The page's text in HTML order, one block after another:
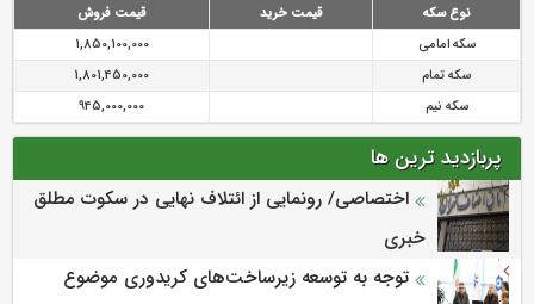
نوع سکه قیمت خرید
قیمت فروش
سکه امامی
1,850,100,000
سکه تمام
1,801,450,000
سکه نیم
945,000,000
پربازدید ترین ها
اختصاصی/ رونمایی از ائتلاف‌ نهایی در سکوت مطلق
خبری
توجه به توسعه زیرساخت‌های کریدوری موضوع